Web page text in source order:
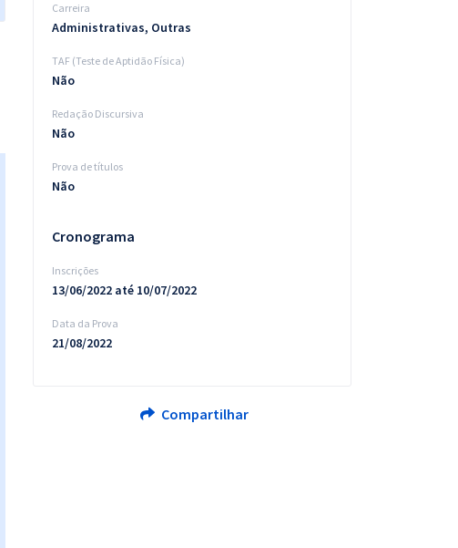
Carreira
Administrativas, Outras
TAF (Teste de Aptidão Física)
Não
Redação Discursiva
Não
Prova de títulos
Não
Cronograma
Inscrições
13/06/2022 até 10/07/2022
Data da Prova
21/08/2022
Compartilhar